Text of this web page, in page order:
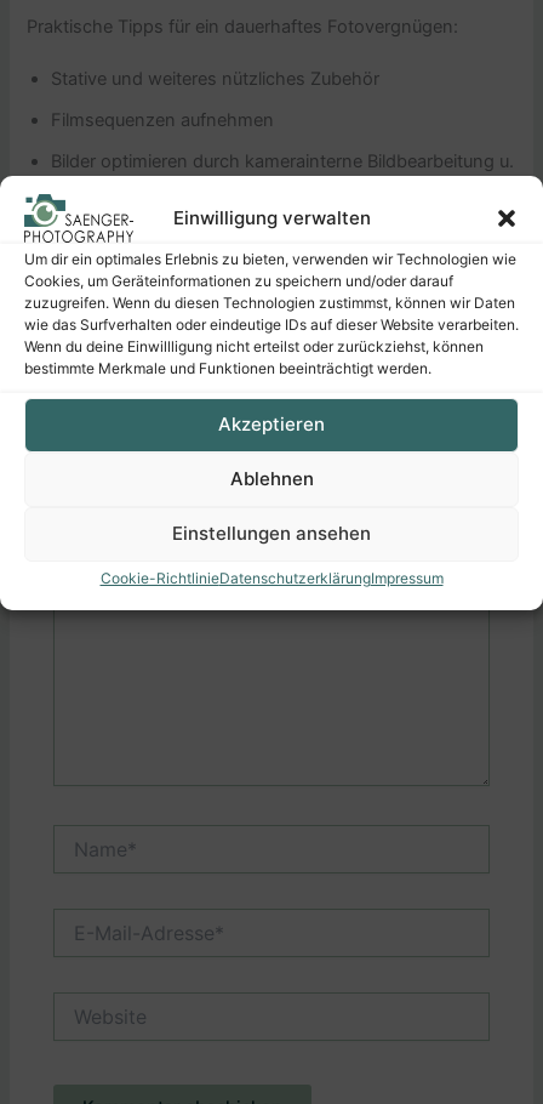
Einwilligung verwalten
Um dir ein optimales Erlebnis zu bieten, verwenden wir Technologien wie
Cookies, um Geräteinformationen zu speichern und/oder darauf
zuzugreifen. Wenn du diesen Technologien zustimmst, können wir Daten
wie das Surfverhalten oder eindeutige IDs auf dieser Website verarbeiten.
Wenn du deine Einwillligung nicht erteilst oder zurückziehst, können
bestimmte Merkmale und Funktionen beeinträchtigt werden.
Akzeptieren
Ablehnen
Einstellungen ansehen
Cookie-RichtlinieDatenschutzerklärungImpressum
Praktische Tipps für ein dauerhaftes Fotovergnügen:
Stative und weiteres nützliches Zubehör
Filmsequenzen aufnehmen
Bilder optimieren durch kamerainterne Bildbearbeitung u.
v. m.
ZURÜCK WEITER
Schreiben Sie einen Kommentar
Ihre E-Mail-Adresse wird nicht veröffentlicht.
Erforderliche Felder sind mit*markiert
Mail-